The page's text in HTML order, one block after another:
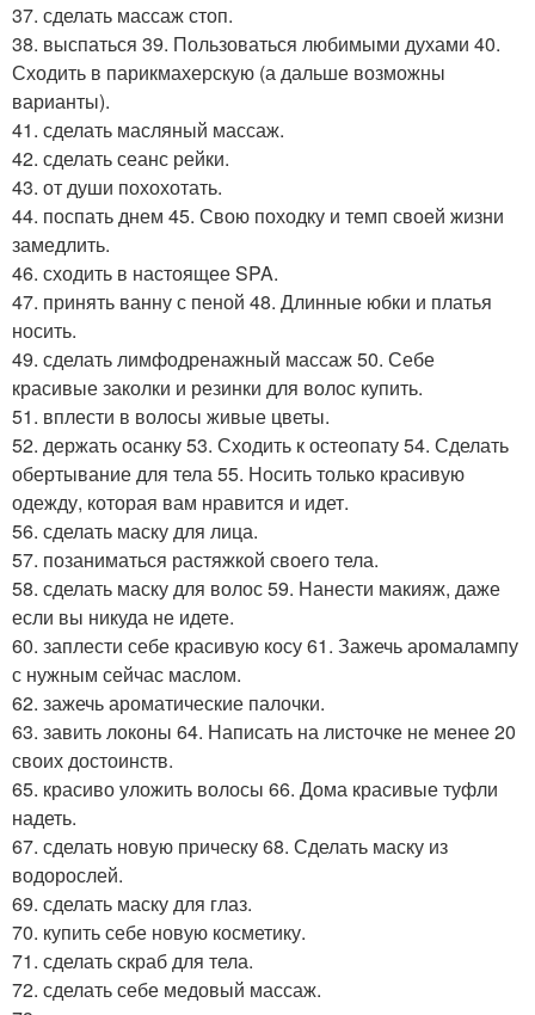
37. сделать массаж стоп.
38. выспаться 39. Пользоваться любимыми духами 40.
Сходить в парикмахерскую (а дальше возможны
варианты).
41. сделать масляный массаж.
42. сделать сеанс рейки.
43. от души похохотать.
44. поспать днем 45. Свою походку и темп своей жизни
замедлить.
46. сходить в настоящее SPA.
47. принять ванну с пеной 48. Длинные юбки и платья
носить.
49. сделать лимфодренажный массаж 50. Себе
красивые заколки и резинки для волос купить.
51. вплести в волосы живые цветы.
52. держать осанку 53. Сходить к остеопату 54. Сделать
обертывание для тела 55. Носить только красивую
одежду, которая вам нравится и идет.
56. сделать маску для лица.
57. позаниматься растяжкой своего тела.
58. сделать маску для волос 59. Нанести макияж, даже
если вы никуда не идете.
60. заплести себе красивую косу 61. Зажечь аромалампу
с нужным сейчас маслом.
62. зажечь ароматические палочки.
63. завить локоны 64. Написать на листочке не менее 20
своих достоинств.
65. красиво уложить волосы 66. Дома красивые туфли
надеть.
67. сделать новую прическу 68. Сделать маску из
водорослей.
69. сделать маску для глаз.
70. купить себе новую косметику.
71. сделать скраб для тела.
72. сделать себе медовый массаж.